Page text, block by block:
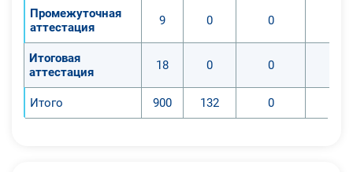
Промежуточная
аттестация
9 0 0
Итоговая
аттестация
18 0 0
Итого 900 132 0